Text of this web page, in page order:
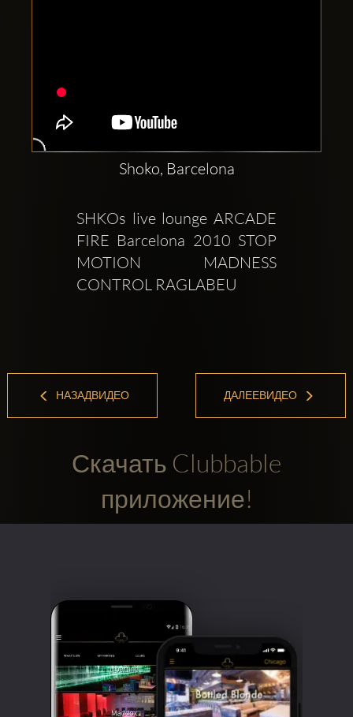
Shoko, Barcelona
SHKOs live lounge ARCADE
FIRE Barcelona 2010 STOP
MOTION  MADNESS
CONTROL RAGLABEU
НАЗАДВИДЕО ДАЛЕЕВИДЕО
Скачать Clubbable
приложение!